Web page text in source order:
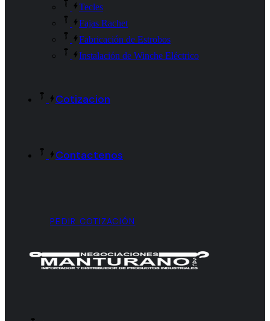
Tecles
Fajas Rachet
Fabricación de Estrobos
Instalación de Winche Eléctrico
Cotizacion
Contactenos
PEDIR COTIZACIÓN